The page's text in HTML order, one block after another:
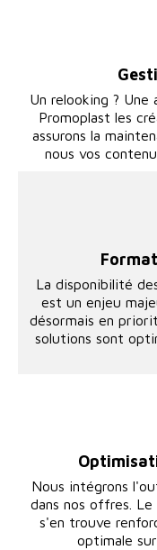
Un relooking ? Une
Promoplast les
assurons la
nous vos
Nous intégrons
dans nos offres.
s'en trouve
optimale
La disponibilité
est un enjeu
désormais en
solutions sont